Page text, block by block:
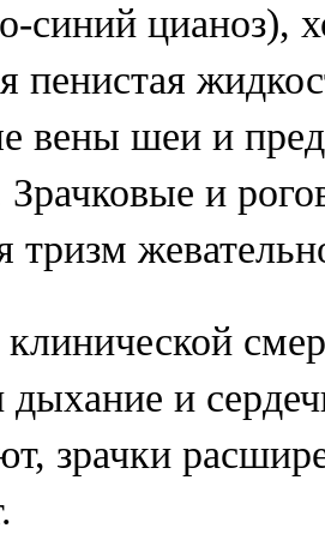
синий цианоз),
пенистая
вены шеи и
и
тризм
и
зрачки